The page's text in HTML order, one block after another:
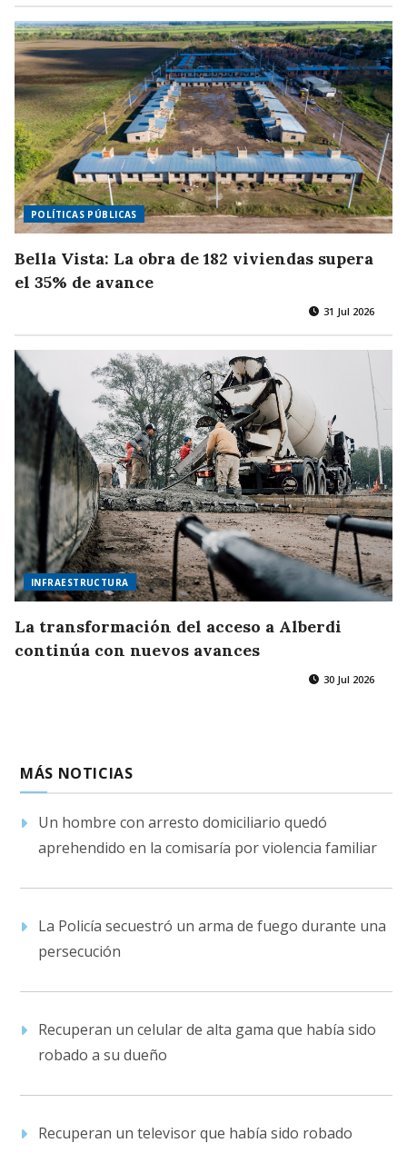
POLÍTICAS PÚBLICAS
Bella Vista: La obra de 182 viviendas supera
el 35% de avance
31 Jul 2026
INFRAESTRUCTURA
La transformación del acceso a Alberdi
continúa con nuevos avances
30 Jul 2026
MÁS NOTICIAS
Un hombre con arresto domiciliario quedó
aprehendido en la comisaría por violencia familiar
La Policía secuestró un arma de fuego durante una
persecución
Recuperan un celular de alta gama que había sido
robado a su dueño
Recuperan un televisor que había sido robado